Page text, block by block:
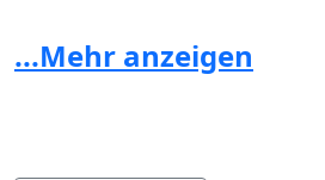
Taxifahrer/innen und Kunden
...Mehr anzeigen